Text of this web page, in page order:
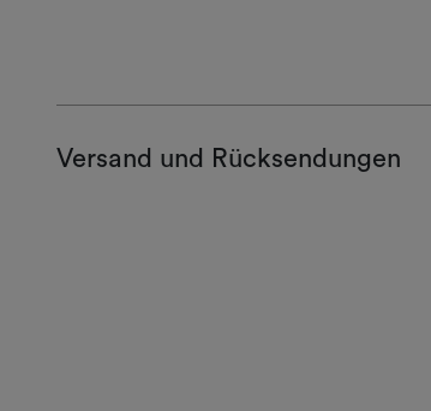
Versand und Rücksendungen